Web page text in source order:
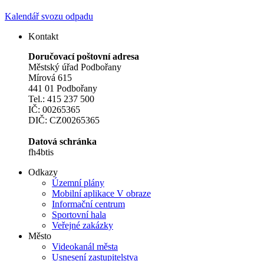
Kalendář svozu odpadu
Kontakt
Doručovací poštovní adresa
Městský úřad Podbořany
Mírová 615
441 01 Podbořany
Tel.: 415 237 500
IČ: 00265365
DIČ: CZ00265365
Datová schránka
fh4btis
Odkazy
Územní plány
Mobilní aplikace V obraze
Informační centrum
Sportovní hala
Veřejné zakázky
Město
Videokanál města
Usnesení zastupitelstva